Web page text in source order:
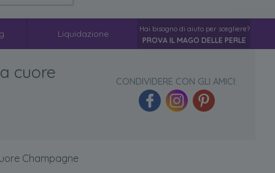
Liquidazione Hai bisogno di aiuto per scegliere?
PROVA IL MAGO DELLE PERLE
cuore CONDIVIDERE CON GLI AMICI:
Champagne